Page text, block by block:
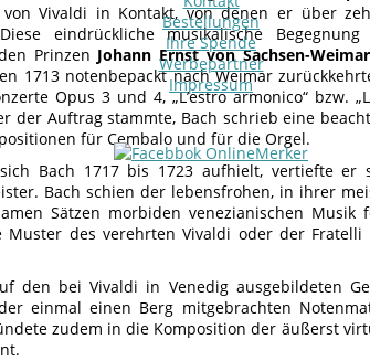
Bestellungen
Ihre Spende
Werbepartner
Impressum
von Vivaldi in Kontakt, von denen er über
eindrückliche musikalische
Prinzen Johann Ernst von Sachsen-Weimar
1713 notenbepackt nach Weimar
Opus 3 und 4, „L’estro armonico“ bzw.
der Auftrag stammte, Bach schrieb eine
für Cembalo und für die Orgel.
Bach 1717 bis 1723 aufhielt, vertiefte er
Bach schien der lebensfrohen, in ihrer
Sätzen morbiden venezianischen
Muster des verehrten Vivaldi oder der
den bei Vivaldi in Venedig ausgebildeten
einmal einen Berg mitgebrachten
zudem in die Komposition der äußerst